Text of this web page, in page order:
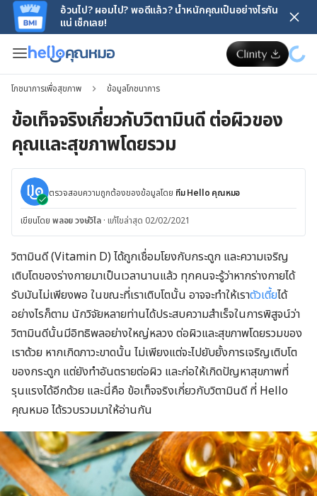
อ้วนไป? ผอมไป? พอดีแล้ว? น้ำหนักคุณเป็นอย่างไรกัน
แน่ เช็กเลย!
โภชนาการเพื่อสุขภาพ ข้อมูลโภชนาการ
ข้อเท็จจริงเกี่ยวกับวิตามินดี ต่อผิวของ
คุณและสุขภาพโดยรวม
ตรวจสอบความถูกต้องของข้อมูลโดย ทีม Hello คุณหมอ
เขียนโดย พลอย วงษ์วิไล · แก้ไขล่าสุด 02/02/2021
วิตามินดี (Vitamin D) ได้ถูกเชื่อมโยงกับกระดูก และความเจริญ
เติบโตของร่างกายมาเป็นเวลานานแล้ว ทุกคนจะรู้ว่าหากร่างกายได้
รับมันไม่เพียงพอ ในขณะที่เราเติบโตนั้น อาจจะทำให้เราตัวเตี้ยได้
อย่างไรก็ตาม นักวิจัยหลายท่านได้ประสบความสำเร็จในการพิสูจน์ว่า
วิตามินดีนั้นมีอิทธิพลอย่างใหญ่หลวง ต่อผิวและสุขภาพโดยรวมของ
เราด้วย หากเกิดภาวะขาดนั้น ไม่เพียงแต่จะไปยับยั้งการเจริญเติบโต
ของกระดูก แต่ยังทำอันตรายต่อผิว และก่อให้เกิดปัญหาสุขภาพที่
รุนแรงได้อีกด้วย และนี่คือ ข้อเท็จจริงเกี่ยวกับวิตามินดี ที่ Hello
คุณหมอ ได้รวบรวมมาให้อ่านกัน